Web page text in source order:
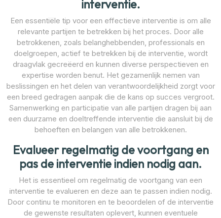
interventie.
Een essentiële tip voor een effectieve interventie is om alle
relevante partijen te betrekken bij het proces. Door alle
betrokkenen, zoals belanghebbenden, professionals en
doelgroepen, actief te betrekken bij de interventie, wordt
draagvlak gecreëerd en kunnen diverse perspectieven en
expertise worden benut. Het gezamenlijk nemen van
beslissingen en het delen van verantwoordelijkheid zorgt voor
een breed gedragen aanpak die de kans op succes vergroot.
Samenwerking en participatie van alle partijen dragen bij aan
een duurzame en doeltreffende interventie die aansluit bij de
behoeften en belangen van alle betrokkenen.
Evalueer regelmatig de voortgang en
pas de interventie indien nodig aan.
Het is essentieel om regelmatig de voortgang van een
interventie te evalueren en deze aan te passen indien nodig.
Door continu te monitoren en te beoordelen of de interventie
de gewenste resultaten oplevert, kunnen eventuele